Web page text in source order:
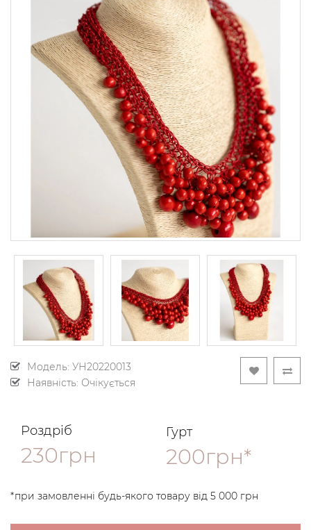
Модель: УН20220013
Наявність: Очікується
Роздріб
230грн
Гурт
200грн*
*при замовленні будь-якого товару від 5 000 грн